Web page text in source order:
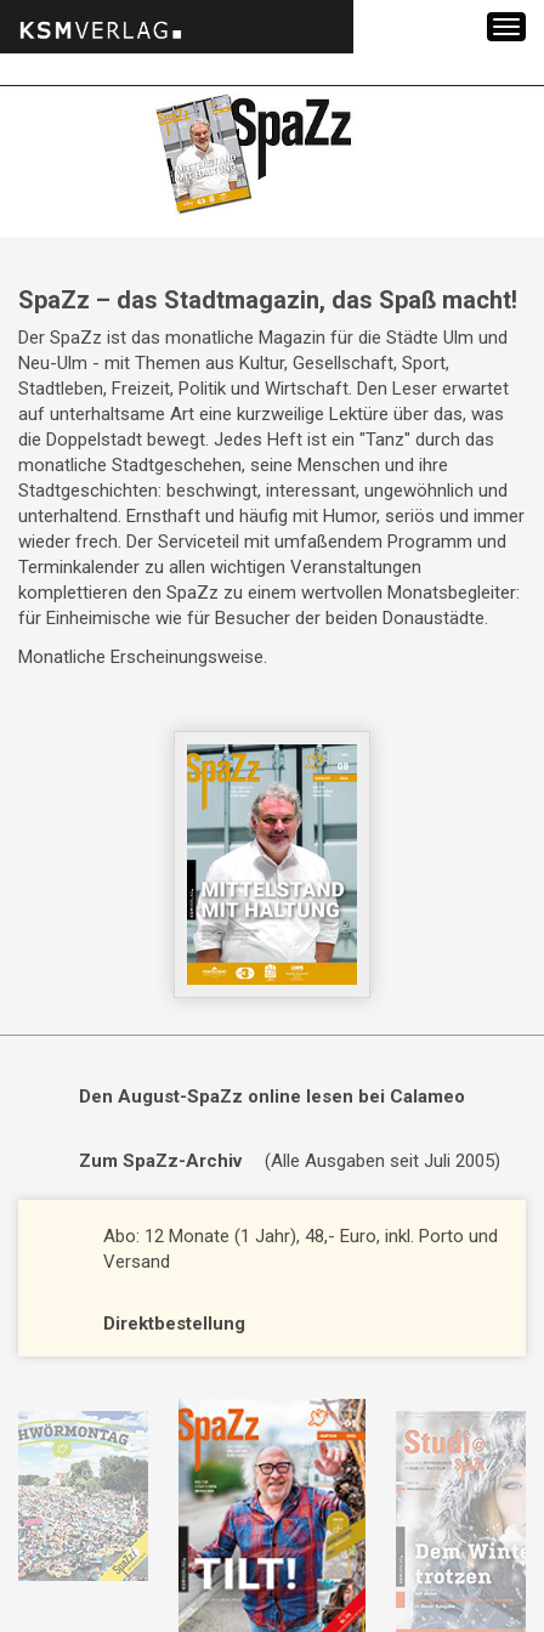
SpaZz – das Stadtmagazin, das Spaß macht!
Der SpaZz ist das monatliche Magazin für die Städte Ulm und
Neu-Ulm - mit Themen aus Kultur, Gesellschaft, Sport,
Stadtleben, Freizeit, Politik und Wirtschaft. Den Leser erwartet
auf unterhaltsame Art eine kurzweilige Lektüre über das, was
die Doppelstadt bewegt. Jedes Heft ist ein "Tanz" durch das
monatliche Stadtgeschehen, seine Menschen und ihre
Stadtgeschichten: beschwingt, interessant, ungewöhnlich und
unterhaltend. Ernsthaft und häufig mit Humor, seriös und immer
wieder frech. Der Serviceteil mit umfaßendem Programm und
Terminkalender zu allen wichtigen Veranstaltungen
komplettieren den SpaZz zu einem wertvollen Monatsbegleiter:
für Einheimische wie für Besucher der beiden Donaustädte.
Monatliche Erscheinungsweise.
Den August-SpaZz online lesen bei Calameo
Zum SpaZz-Archiv (Alle Ausgaben seit Juli 2005)
Abo: 12 Monate (1 Jahr), 48,- Euro, inkl. Porto und
Versand
Direktbestellung